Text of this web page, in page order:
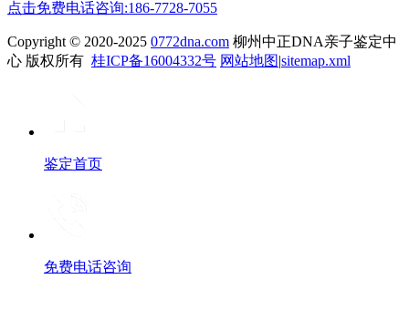
点击免费电话咨询:186-7728-7055
Copyright © 2020-2025 0772dna.com 柳州中正DNA亲子鉴定中
心 版权所有 桂ICP备16004332号 网站地图|sitemap.xml
鉴定首页
免费电话咨询